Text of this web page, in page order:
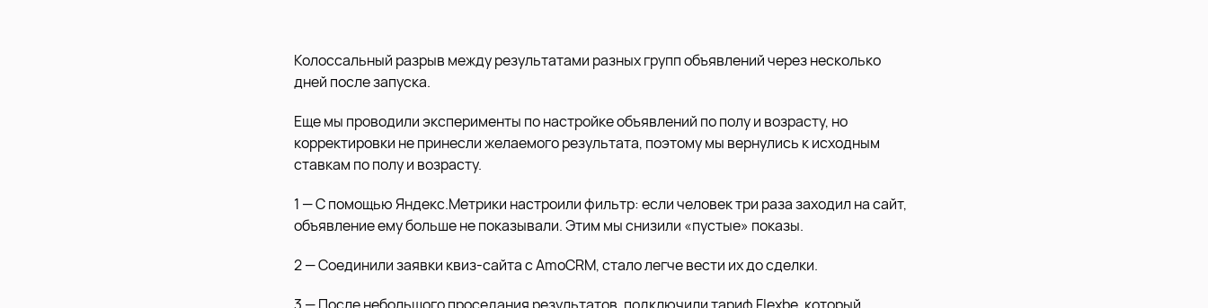
Колоссальный разрыв между результатами разных групп объявлений через несколько
дней после запуска.
Еще мы проводили эксперименты по настройке объявлений по полу и возрасту, но
корректировки не принесли желаемого результата, поэтому мы вернулись к исходным
ставкам по полу и возрасту.
1 — С помощью Яндекс.Метрики настроили фильтр: если человек три раза заходил на сайт,
объявление ему больше не показывали. Этим мы снизили «пустые» показы.
2 — Соединили заявки квиз-сайта с AmoCRM, стало легче вести их до сделки.